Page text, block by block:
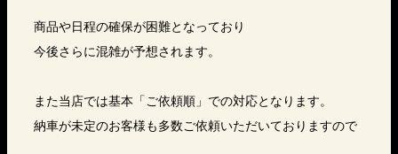
商品や日程の確保が困難となっており
今後さらに混雑が予想されます。
また当店では基本「ご依頼順」での対応となります。
納車が未定のお客様も多数ご依頼いただいておりますので